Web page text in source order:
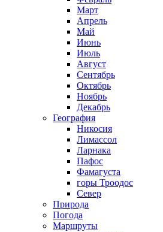
Март
Апрель
Май
Июнь
Июль
Август
Сентябрь
Октябрь
Ноябрь
Декабрь
География
Никосия
Лимассол
Ларнака
Пафос
Фамагуста
горы Троодос
Север
Природа
Погода
Маршруты